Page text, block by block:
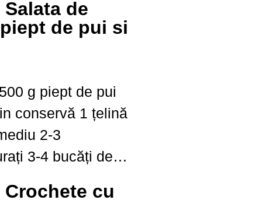
de
de pui si
1 țelină
de
cu